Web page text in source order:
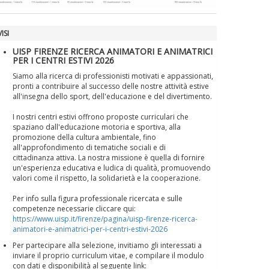
UISP FIRENZE RICERCA ANIMATORI E ANIMATRICI
PER I CENTRI ESTIVI 2026
Siamo alla ricerca di professionisti motivati e appassionati,
pronti a contribuire al successo delle nostre attività estive
all'insegna dello sport, dell'educazione e del divertimento.
I nostri centri estivi offrono proposte curriculari che
spaziano dall'educazione motoria e sportiva, alla
promozione della cultura ambientale, fino
all'approfondimento di tematiche sociali e di
cittadinanza attiva. La nostra missione è quella di fornire
un'esperienza educativa e ludica di qualità, promuovendo
valori come il rispetto, la solidarietà e la cooperazione.
Per info sulla figura professionale ricercata e sulle
competenze necessarie cliccare qui:
https://www.uisp.it/firenze/pagina/uisp-firenze-ricerca-
animatori-e-animatrici-per-i-centri-estivi-2026
Per partecipare alla selezione, invitiamo gli interessati a
inviare il proprio curriculum vitae, e compilare il modulo
con dati e disponibilità al seguente link: